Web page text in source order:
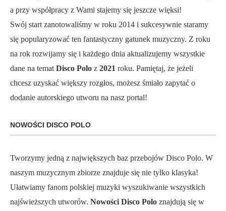
a przy współpracy z Wami stajemy się jeszcze więksi!
Swój start zanotowaliśmy w roku 2014 i sukcesywnie staramy
się popularyzować ten fantastyczny gatunek muzyczny. Z roku
na rok rozwijamy się i każdego dnia aktualizujemy wszystkie
dane na temat Disco Polo z 2021 roku. Pamiętaj, że jeżeli
chcesz uzyskać większy rozgłos, możesz śmiało zapytać o
dodanie autorskiego utworu na nasz portal!
NOWOŚCI DISCO POLO
Tworzymy jedną z największych baz przebojów Disco Polo. W
naszym muzycznym zbiorze znajduje się nie tylko klasyka!
Ułatwiamy fanom polskiej muzyki wyszukiwanie wszystkich
najświeższych utworów. Nowości Disco Polo znajdują się w